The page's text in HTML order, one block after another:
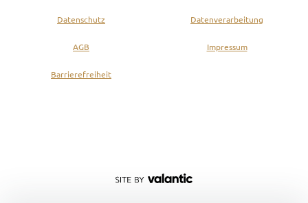
Datenschutz Datenverarbeitung
AGB Impressum
Barrierefreiheit